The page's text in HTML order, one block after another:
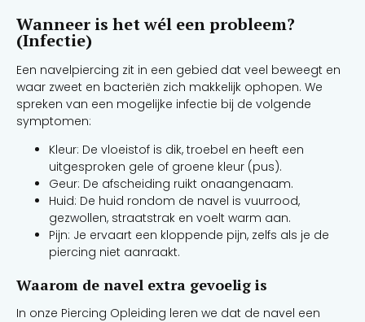
Wanneer is het wél een probleem?
(Infectie)
Een navelpiercing zit in een gebied dat veel beweegt en
waar zweet en bacteriën zich makkelijk ophopen. We
spreken van een mogelijke infectie bij de volgende
symptomen:
Kleur: De vloeistof is dik, troebel en heeft een
uitgesproken gele of groene kleur (pus).
Geur: De afscheiding ruikt onaangenaam.
Huid: De huid rondom de navel is vuurrood,
gezwollen, straatstrak en voelt warm aan.
Pijn: Je ervaart een kloppende pijn, zelfs als je de
piercing niet aanraakt.
Waarom de navel extra gevoelig is
In onze Piercing Opleiding leren we dat de navel een